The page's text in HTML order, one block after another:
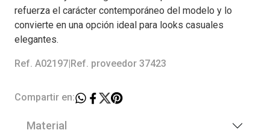
refuerza el carácter contemporáneo del modelo y lo
convierte en una opción ideal para looks casuales
elegantes.
Ref. A02197 Ref. proveedor 37423
Compartir en:
Material